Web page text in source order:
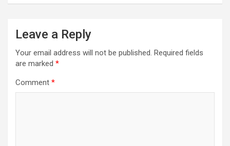
Leave a Reply
Your email address will not be published. Required fields
are marked *
Comment *